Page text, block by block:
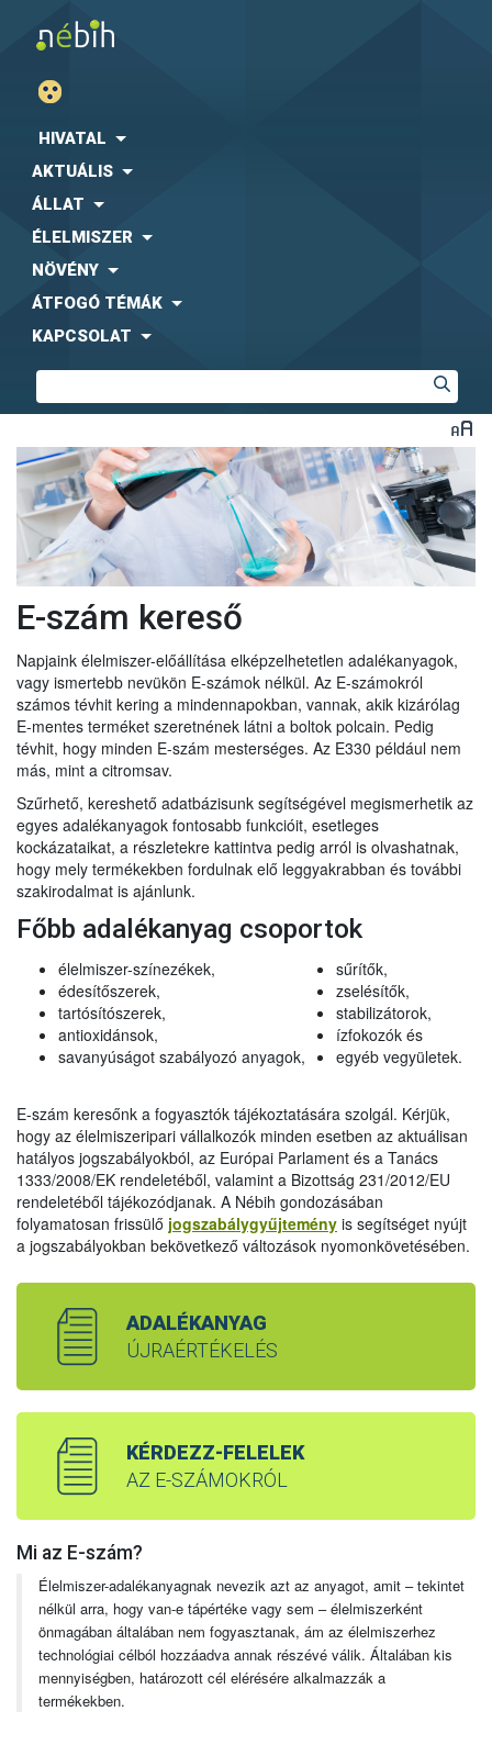
HIVATAL
AKTUÁLIS
ÁLLAT
ÉLELMISZER
NÖVÉNY
ÁTFOGÓ TÉMÁK
KAPCSOLAT
E-szám kereső
Napjaink élelmiszer-előállítása elképzelhetetlen adalékanyagok,
vagy ismertebb nevükön E-számok nélkül. Az E-számokról
számos tévhit kering a mindennapokban, vannak, akik kizárólag
E-mentes terméket szeretnének látni a boltok polcain. Pedig
tévhit, hogy minden E-szám mesterséges. Az E330 például nem
más, mint a citromsav.
Szűrhető, kereshető adatbázisunk segítségével megismerhetik az
egyes adalékanyagok fontosabb funkcióit, esetleges
kockázataikat, a részletekre kattintva pedig arról is olvashatnak,
hogy mely termékekben fordulnak elő leggyakrabban és további
szakirodalmat is ajánlunk.
Főbb adalékanyag csoportok
élelmiszer-színezékek,
édesítőszerek,
tartósítószerek,
antioxidánsok,
savanyúságot szabályozó anyagok,
sűrítők,
zselésítők,
stabilizátorok,
ízfokozók és
egyéb vegyületek.
E-szám keresőnk a fogyasztók tájékoztatására szolgál. Kérjük,
hogy az élelmiszeripari vállalkozók minden esetben az aktuálisan
hatályos jogszabályokból, az Európai Parlament és a Tanács
1333/2008/EK rendeletéből, valamint a Bizottság 231/2012/EU
rendeletéből tájékozódjanak. A Nébih gondozásában
folyamatosan frissülő jogszabálygyűjtemény is segítséget nyújt
a jogszabályokban bekövetkező változások nyomonkövetésében.
ADALÉKANYAG
ÚJRAÉRTÉKELÉS
KÉRDEZZ-FELELEK
AZ E-SZÁMOKRÓL
Mi az E-szám?
Élelmiszer-adalékanyagnak nevezik azt az anyagot, amit – tekintet
nélkül arra, hogy van-e tápértéke vagy sem – élelmiszerként
önmagában általában nem fogyasztanak, ám az élelmiszerhez
technológiai célból hozzáadva annak részévé válik. Általában kis
mennyiségben, határozott cél elérésére alkalmazzák a
termékekben.